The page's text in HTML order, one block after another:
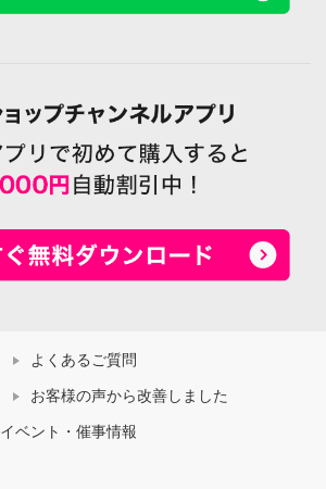
よくあるご質問
お客様の声から改善しました
イベント・催事情報